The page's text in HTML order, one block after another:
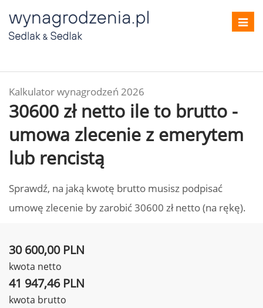
Kalkulator wynagrodzeń 2026
30600 zł netto ile to brutto -
umowa zlecenie z emerytem
lub rencistą
Sprawdź, na jaką kwotę brutto musisz podpisać
umowę zlecenie by zarobić 30600 zł netto (na rękę).
30 600,00 PLN
kwota netto
41 947,46 PLN
kwota brutto